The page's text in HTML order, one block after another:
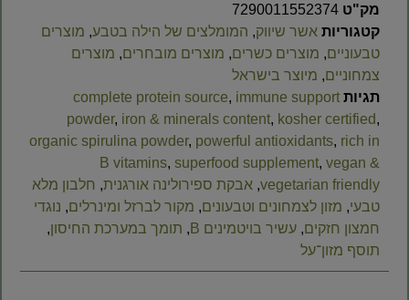
מק"ט 7290011552374
קטגוריות אשר שיווק, המומלצים של הילה בטבע, מוצרים
טבעוניים, מוצרים כשרים, מוצרים מובחרים, מוצרים
צמחוניים, מיוצר בישראל
תגיות
complete protein source, immune support
powder, iron & minerals content, kosher certified,
organic spirulina powder, powerful antioxidants, rich in
B vitamins, superfood supplement, vegan &
vegetarian friendly
, אבקת ספירולינה אורגנית, חלבון מלא
טבעי, מזון לצמחונים וטבעונים, מקור לברזל ומינרלים, נוגדי
חמצון חזקים, עשיר בויטמינים B , תומך במערכת החיסון,
תוסף מזון־על